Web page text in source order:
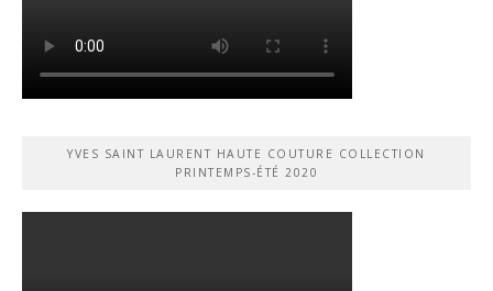
YVES SAINT LAURENT HAUTE COUTURE COLLECTION
PRINTEMPS-ÉTÉ 2020